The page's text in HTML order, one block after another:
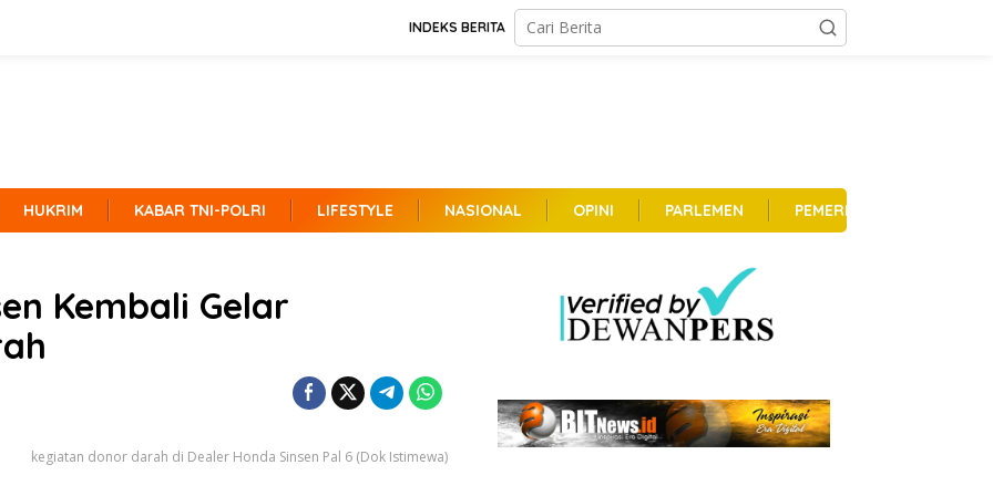
INDEKS BERITA
HUKRIM KABAR TNI-POLRI LIFESTYLE NASIONAL OPINI PARLEMEN PEMERINTAHAN
Kembali Gelar
kegiatan donor darah di Dealer Honda Sinsen Pal 6 (Dok Istimewa)